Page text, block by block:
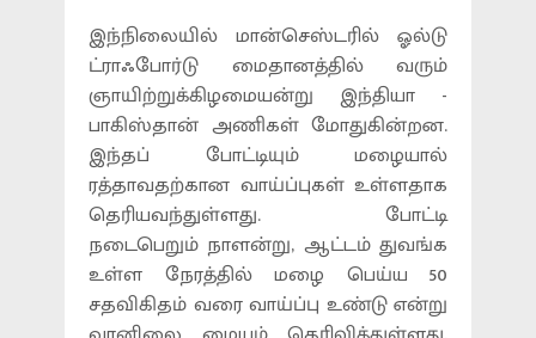
இந்நிலையில் மான்செஸ்டரில் ஓல்டு
ட்ராஃபோர்டு மைதானத்தில் வரும்
ஞாயிற்றுக்கிழமையன்று இந்தியா -
பாகிஸ்தான் அணிகள் மோதுகின்றன.
இந்தப் போட்டியும் மழையால்
ரத்தாவதற்கான வாய்ப்புகள் உள்ளதாக
தெரியவந்துள்ளது. போட்டி
நடைபெறும் நாளன்று, ஆட்டம் துவங்க
உள்ள நேரத்தில் மழை பெய்ய 50
சதவிகிதம் வரை வாய்ப்பு உண்டு என்று